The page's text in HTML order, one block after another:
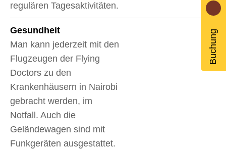
regulären Tagesaktivitäten.
Gesundheit
Man kann jederzeit mit den
Flugzeugen der Flying
Doctors zu den
Krankenhäusern in Nairobi
gebracht werden, im
Notfall. Auch die
Geländewagen sind mit
Funkgeräten ausgestattet.
Buchung